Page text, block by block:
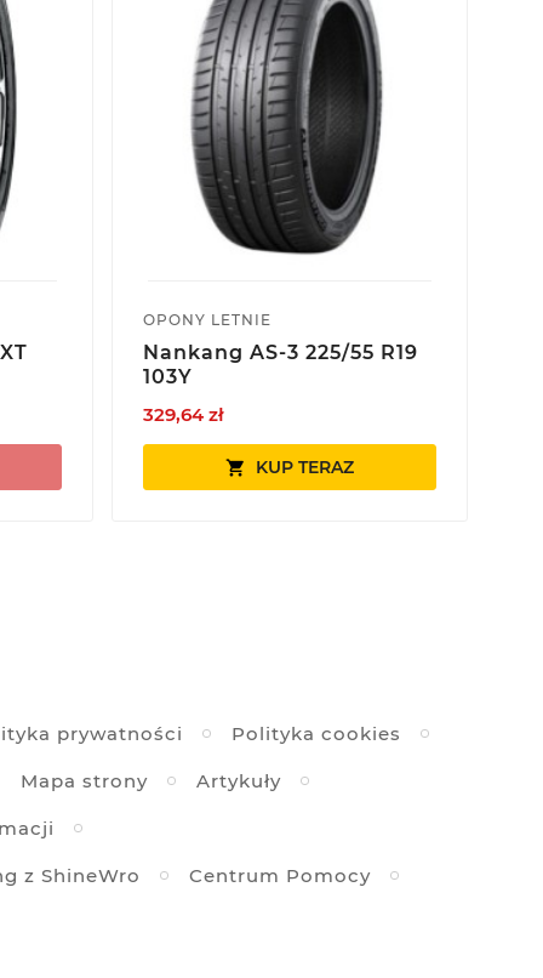
OPONY LETNIE
Nankang AS-3 225/55 R19
103Y
329,64 zł
 KUP TERAZ
prywatności Polityka cookies
Mapa strony Artykuły
z ShineWro Centrum Pomocy